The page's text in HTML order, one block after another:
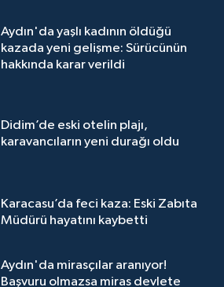
Aydın'da yaşlı kadının öldüğü
kazada yeni gelişme: Sürücünün
hakkında karar verildi
Didim’de eski otelin plajı,
karavancıların yeni durağı oldu
Karacasu’da feci kaza: Eski Zabıta
Müdürü hayatını kaybetti
Aydın'da mirasçılar aranıyor!
Başvuru olmazsa miras devlete